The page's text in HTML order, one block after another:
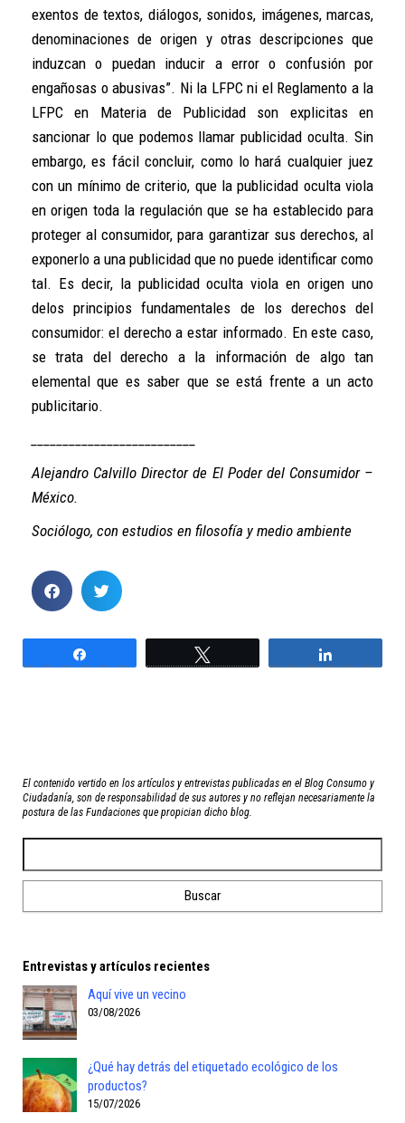
exentos de textos, diálogos, sonidos, imágenes, marcas,
denominaciones de origen y otras descripciones que
induzcan o puedan inducir a error o confusión por
engañosas o abusivas”. Ni la LFPC ni el Reglamento a la
LFPC en Materia de Publicidad son explicitas en
sancionar lo que podemos llamar publicidad oculta. Sin
embargo, es fácil concluir, como lo hará cualquier juez
con un mínimo de criterio, que la publicidad oculta viola
en origen toda la regulación que se ha establecido para
proteger al consumidor, para garantizar sus derechos, al
exponerlo a una publicidad que no puede identificar como
tal. Es decir, la publicidad oculta viola en origen uno
delos principios fundamentales de los derechos del
consumidor: el derecho a estar informado. En este caso,
se trata del derecho a la información de algo tan
elemental que es saber que se está frente a un acto
publicitario.
Alejandro Calvillo Director de El Poder del Consumidor –
México.
Sociólogo, con estudios en filosofía y medio ambiente
El contenido vertido en los artículos y entrevistas publicadas en el Blog Consumo y
Ciudadanía, son de responsabilidad de sus autores y no reflejan necesariamente la
postura de las Fundaciones que propician dicho blog.
Entrevistas y artículos recientes
Aquí vive un vecino
03/08/2026
¿Qué hay detrás del etiquetado ecológico de los
productos?
15/07/2026